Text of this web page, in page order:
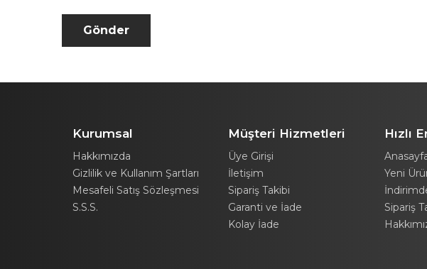
Kurumsal
Hakkımızda
Gizlilik ve Kullanım Şartları
Mesafeli Satış Sözleşmesi
S.S.S.
Müşteri Hizmetleri
Üye Girişi
İletişim
Sipariş Takibi
Garanti ve İade
Kolay İade
Hızlı
Yeni
Sipariş